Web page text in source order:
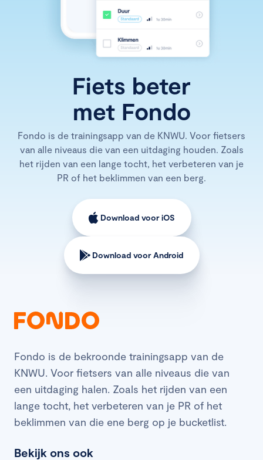
Fiets beter
met Fondo
Fondo is de trainingsapp van de KNWU. Voor fietsers
van alle niveaus die van een uitdaging houden. Zoals
het rijden van een lange tocht, het verbeteren van je
PR of het beklimmen van een berg.
Download voor iOS
Download voor Android
Fondo is de bekroonde trainingsapp van de
KNWU. Voor fietsers van alle niveaus die van
een uitdaging halen. Zoals het rijden van een
lange tocht, het verbeteren van je PR of het
beklimmen van die ene berg op je bucketlist.
Bekijk ons ook